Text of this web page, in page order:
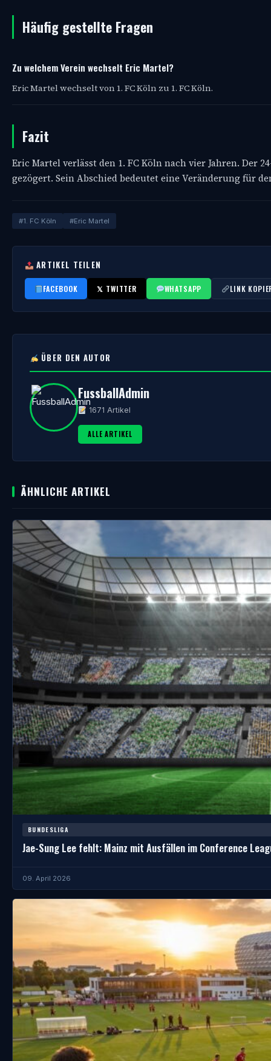
Häufig gestellte Fragen
Zu welchem Verein wechselt Eric Martel?
Eric Martel wechselt von 1. FC Köln zu 1. FC Köln.
Fazit
Eric Martel verlässt den 1. FC Köln nach vier Jahren. Der
gezögert. Sein Abschied bedeutet eine Veränderung für
#1. FC Köln #Eric Martel
ARTIKEL TEILEN
FACEBOOK 𝕏 TWITTER WHATSAPP LINK
ÜBER DEN AUTOR
FussballAdmin
1671 Artikel
ALLE ARTIKEL
ÄHNLICHE ARTIKEL
BUNDESLIGA
Jae-Sung Lee fehlt: Mainz mit Ausfällen im Conference
09. April 2026